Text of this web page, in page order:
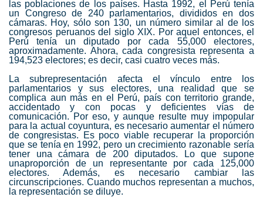
las poblaciones de los países. Hasta 1992, el Perú tenía
un Congreso de 240 parlamentarios, divididos en dos
cámaras. Hoy, sólo son 130, un número similar al de los
congresos peruanos del siglo XIX. Por aquel entonces, el
Perú tenía un diputado por cada 55,000 electores,
aproximadamente. Ahora, cada congresista representa a
194,523 electores; es decir, casi cuatro veces más.
La subrepresentación afecta el vínculo entre los
parlamentarios y sus electores, una realidad que se
complica aun más en el Perú, país con territorio grande,
accidentado y con pocas y deficientes vías de
comunicación. Por eso, y aunque resulte muy impopular
para la actual coyuntura, es necesario aumentar el número
de congresistas. Es poco viable recuperar la proporción
que se tenía en 1992, pero un crecimiento razonable sería
tener una cámara de 200 diputados. Lo que supone
unaproporción de un representante por cada 125,000
electores. Además, es necesario cambiar las
circunscripciones. Cuando muchos representan a muchos,
la representación se diluye.